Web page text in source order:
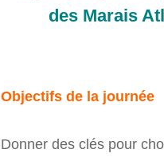
des Marais
Objectifs de la journée
Donner des clés pour